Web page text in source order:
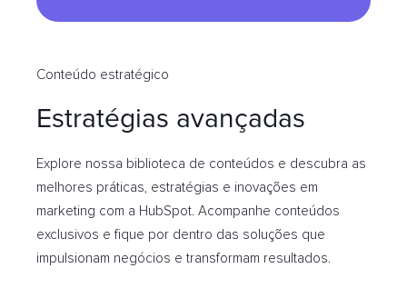
Conteúdo estratégico
Estratégias avançadas
Explore nossa biblioteca de conteúdos e descubra as
melhores práticas, estratégias e inovações em
marketing com a HubSpot. Acompanhe conteúdos
exclusivos e fique por dentro das soluções que
impulsionam negócios e transformam resultados.